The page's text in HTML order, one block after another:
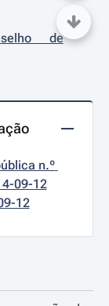
de
n.º
09-12
12